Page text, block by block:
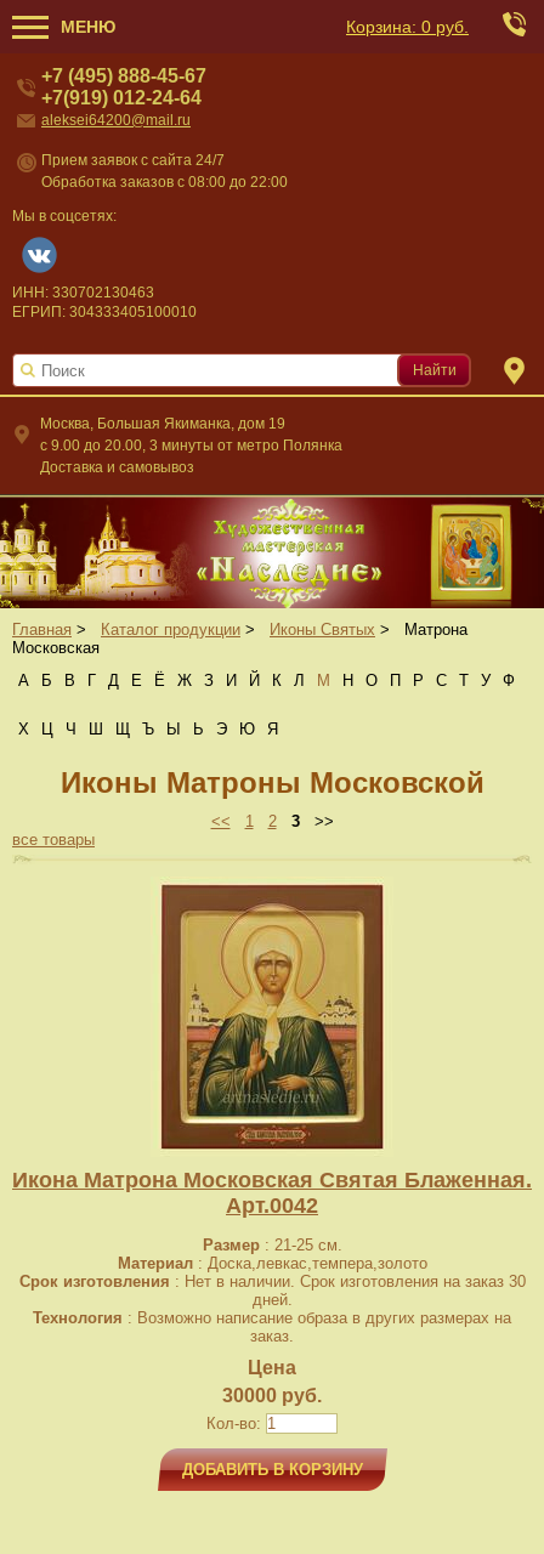
МЕНЮ Корзина: 0 руб.
Москва, Большая Якиманка, дом 19
c 9.00 до 20.00, 3 минуты от метро Полянка
Доставка и самовывоз
+7 (495) 888-45-67
+7(919) 012-24-64
aleksei64200@mail.ru
Прием заявок с сайта 24/7
Обработка заказов с 08:00 до 22:00
Мы в соцсетях:
ИНН: 330702130463
ЕГРИП: 304333405100010
Найти
Главная > Каталог продукции > Иконы Святых >
Матрона
Московская
А
Б В Г Д Е Ё Ж З И Й К Л М Н О П Р С Т У Ф
Х Ц Ч Ш Щ Ъ Ы Ь Э Ю Я
Иконы Матроны Московской
<< 1 2 3>>
все товары
Икона Матрона Московская Святая Блаженная.
Арт.0042
Размер: 21-25 см.
Материал: Доска,левкас,темпера,золото
Срок изготовления : Нет в наличии. Срок изготовления на заказ 30
дней.
Технология : Возможно написание образа в других размерах на
заказ.
Цена
30000 руб.
Кол-во:
ДОБАВИТЬ В КОРЗИНУ